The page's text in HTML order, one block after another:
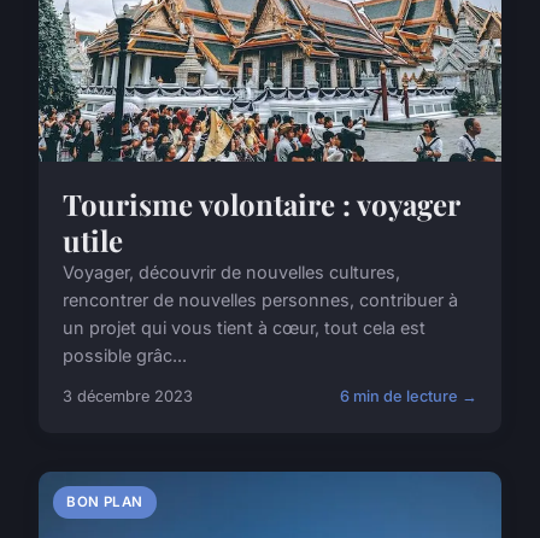
Tourisme volontaire : voyager
utile
Voyager, découvrir de nouvelles cultures,
rencontrer de nouvelles personnes, contribuer à
un projet qui vous tient à cœur, tout cela est
possible grâc...
3 décembre 2023 6 min de lecture →
BON PLAN